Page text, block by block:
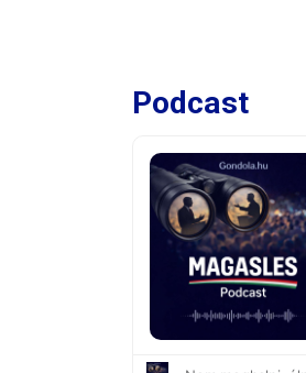
Podcast